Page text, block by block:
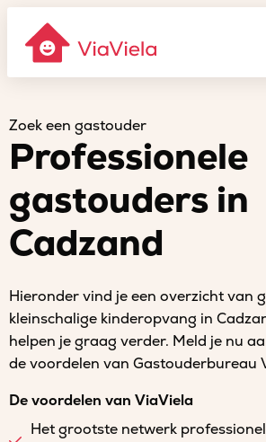
Zoek een gastouder
Professionele
gastouders in
Cadzand
Hieronder vind je een overzicht van
kleinschalige kinderopvang in
helpen je graag verder. Meld je nu
de voordelen van Gastouderbureau
De voordelen van ViaViela
Het grootste netwerk